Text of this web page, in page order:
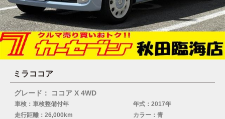
ミラココア
グレード： ココア X 4WD
車検：車検整備付年
年式：2017年
走行距離：26,000km
カラー：青